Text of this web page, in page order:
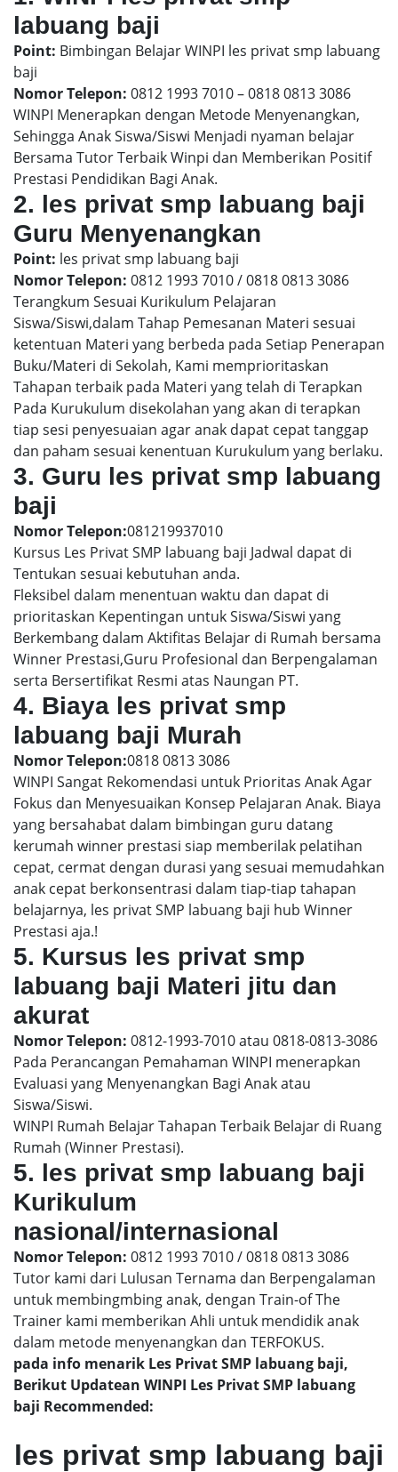
labuang baji
Point: Bimbingan Belajar WINPI les privat smp labuang
baji
Nomor Telepon: 0812 1993 7010 – 0818 0813 3086
WINPI Menerapkan dengan Metode Menyenangkan,
Sehingga Anak Siswa/Siswi Menjadi nyaman belajar
Bersama Tutor Terbaik Winpi dan Memberikan Positif
Prestasi Pendidikan Bagi Anak.
2. les privat smp labuang baji
Guru Menyenangkan
Point: les privat smp labuang baji
Nomor Telepon: 0812 1993 7010 / 0818 0813 3086
Terangkum Sesuai Kurikulum Pelajaran
Siswa/Siswi,dalam Tahap Pemesanan Materi sesuai
ketentuan Materi yang berbeda pada Setiap Penerapan
Buku/Materi di Sekolah, Kami memprioritaskan
Tahapan terbaik pada Materi yang telah di Terapkan
Pada Kurukulum disekolahan yang akan di terapkan
tiap sesi penyesuaian agar anak dapat cepat tanggap
dan paham sesuai kenentuan Kurukulum yang berlaku.
3. Guru les privat smp labuang
baji
Nomor Telepon:081219937010
Kursus Les Privat SMP labuang baji Jadwal dapat di
Tentukan sesuai kebutuhan anda.
Fleksibel dalam menentuan waktu dan dapat di
prioritaskan Kepentingan untuk Siswa/Siswi yang
Berkembang dalam Aktifitas Belajar di Rumah bersama
Winner Prestasi,Guru Profesional dan Berpengalaman
serta Bersertifikat Resmi atas Naungan PT.
4. Biaya les privat smp
labuang baji Murah
Nomor Telepon:0818 0813 3086
WINPI Sangat Rekomendasi untuk Prioritas Anak Agar
Fokus dan Menyesuaikan Konsep Pelajaran Anak. Biaya
yang bersahabat dalam bimbingan guru datang
kerumah winner prestasi siap memberilak pelatihan
cepat, cermat dengan durasi yang sesuai memudahkan
anak cepat berkonsentrasi dalam tiap-tiap tahapan
belajarnya, les privat SMP labuang baji hub Winner
Prestasi aja.!
5. Kursus les privat smp
labuang baji Materi jitu dan
akurat
Nomor Telepon: 0812-1993-7010 atau 0818-0813-3086
Pada Perancangan Pemahaman WINPI menerapkan
Evaluasi yang Menyenangkan Bagi Anak atau
Siswa/Siswi.
WINPI Rumah Belajar Tahapan Terbaik Belajar di Ruang
Rumah (Winner Prestasi).
5. les privat smp labuang baji
Kurikulum
nasional/internasional
Nomor Telepon: 0812 1993 7010 / 0818 0813 3086
Tutor kami dari Lulusan Ternama dan Berpengalaman
untuk membingmbing anak, dengan Train-of The
Trainer kami memberikan Ahli untuk mendidik anak
dalam metode menyenangkan dan TERFOKUS.
pada info menarik Les Privat SMP labuang baji,
Berikut Updatean WINPI Les Privat SMP labuang
baji Recommended:
les privat smp labuang baji